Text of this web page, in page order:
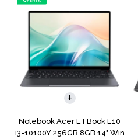
Notebook Acer ETBook E10
i3-10100Y 256GB 8GB 14" Win
COMPARAR